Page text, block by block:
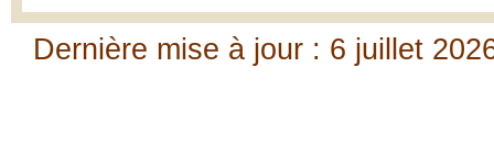
Dernière mise à jour : 6 juillet